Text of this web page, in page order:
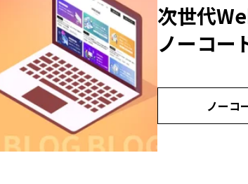
次世代
ノーコー
ノーコ